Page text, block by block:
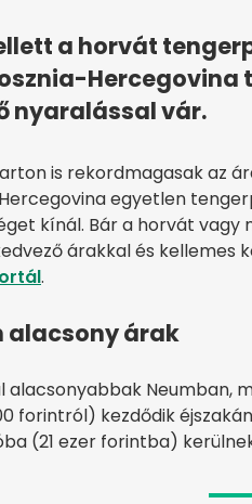
a horvát
nyaralással vár.
is rekordmagasak az
egyetlen
kínál. Bár a horvát vagy
árakkal és
.
alacsony árak
alacsonyabbak Neumban,
forintról) kezdődik
(21 ezer forintba)